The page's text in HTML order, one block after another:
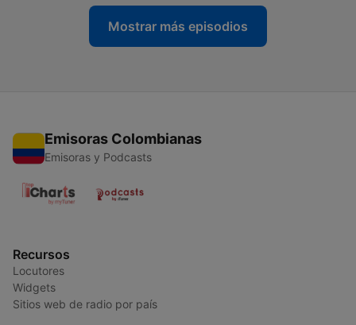
Mostrar más episodios
Emisoras Colombianas
Emisoras y Podcasts
Recursos
Locutores
Widgets
Sitios web de radio por país